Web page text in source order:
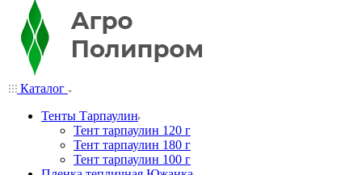
Каталог
Тенты Тарпаулин
Тент тарпаулин 120 г
Тент тарпаулин 180 г
Тент тарпаулин 100 г